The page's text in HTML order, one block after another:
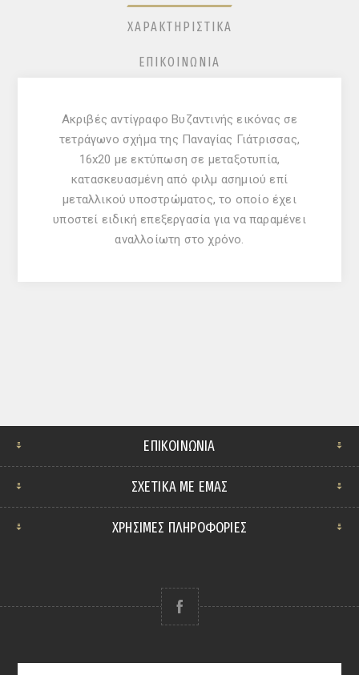
ΧΑΡΑΚΤΗΡΙΣΤΙΚΆ
ΕΠΙΚΟΙΝΩΝΊΑ
Ακριβές αντίγραφο Βυζαντινής εικόνας σε
τετράγωνο σχήμα της Παναγίας Γιάτρισσας,
16x20 με εκτύπωση σε μεταξοτυπία,
κατασκευασμένη από φιλμ ασημιού επί
μεταλλικού υποστρώματος, το οποίο έχει
υποστεί ειδική επεξεργασία για να παραμένει
αναλλοίωτη στο χρόνο.
ΕΠΙΚΟΙΝΩΝΊΑ
ΣΧΕΤΙΚΆ ΜΕ ΕΜΆΣ
ΧΡΗΣΙΜΕΣ ΠΛΗΡΟΦΟΡΙΕΣ